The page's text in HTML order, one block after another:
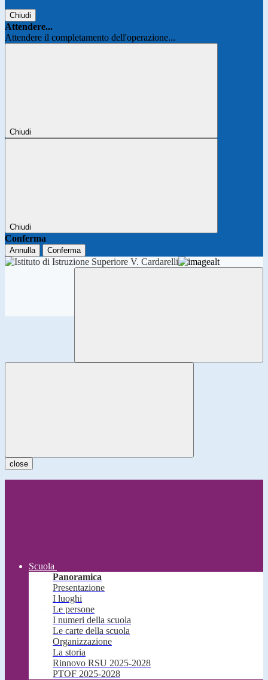
Chiudi
Attendere...
Attendere il completamento dell'operazione...
Chiudi
Chiudi
Conferma
Annulla Conferma
close
Scuola
Panoramica
Presentazione
I luoghi
Le persone
I numeri della scuola
Le carte della scuola
Organizzazione
La storia
Rinnovo RSU 2025-2028
PTOF 2025-2028